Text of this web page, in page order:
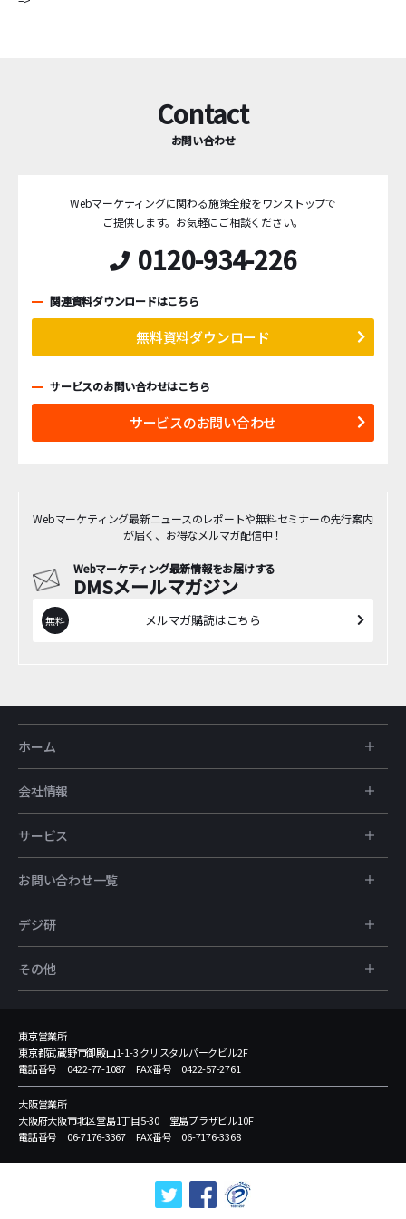
Contact
お問い合わせ
Webマーケティングに関わる施策全般をワンストップで
ご提供します。 お気軽にご相談ください。
0120-934-226
関連資料ダウンロードはこちら
無料資料ダウンロード
サービスのお問い合わせはこちら
サービスのお問い合わせ
Webマーケティング最新ニュースのレポートや無料セミナーの先行案内
が届く、お得なメルマガ配信中！
Webマーケティング最新情報をお届けする
DMSメールマガジン
メルマガ購読はこちら
ホーム
会社情報
サービス
お問い合わせ一覧
デジ研
その他
東京営業所
東京都武蔵野市御殿山1-1-3 クリスタルパークビル2F
電話番号 0422-77-1087 FAX番号 0422-57-2761
大阪営業所
大阪府大阪市北区堂島1丁目5-30 堂島プラザビル10F
電話番号 06-7176-3367 FAX番号 06-7176-3368